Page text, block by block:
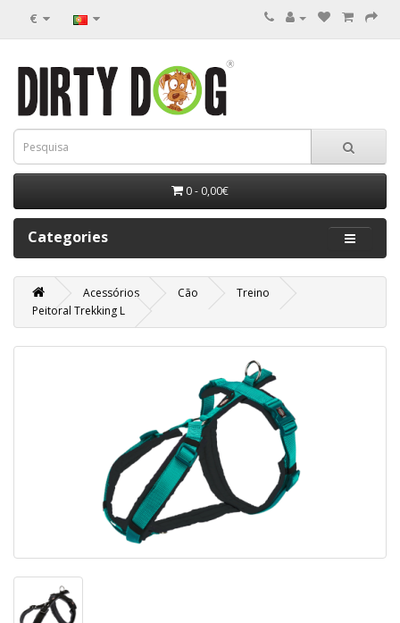
€
0 - 0,00€
Categories
Acessórios Cão
Treino
Peitoral Trekking L